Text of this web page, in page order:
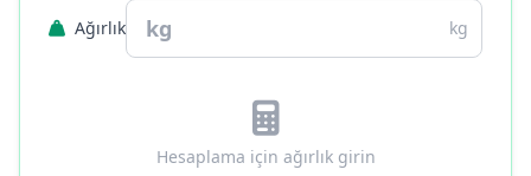
Ağırlık kg
Hesaplama için ağırlık girin